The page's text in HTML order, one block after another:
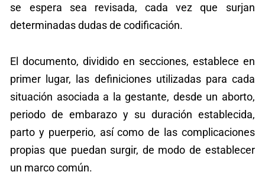
se espera sea revisada, cada vez que surjan
determinadas dudas de codificación.
El documento, dividido en secciones, establece en
primer lugar, las definiciones utilizadas para cada
situación asociada a la gestante, desde un aborto,
periodo de embarazo y su duración establecida,
parto y puerperio, así como de las complicaciones
propias que puedan surgir, de modo de establecer
un marco común.